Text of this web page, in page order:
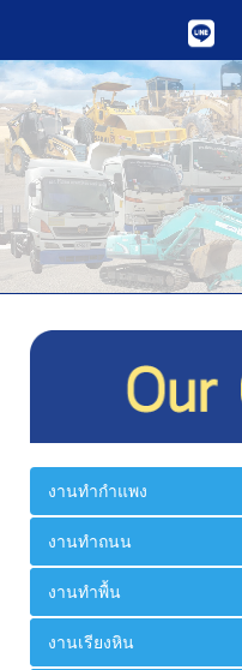
งานทำกำแพง
งานทำถนน
งานทำพื้น
งานเรียงหิน